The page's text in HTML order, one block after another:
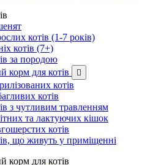
котів (1-7 років)
котів (7+)
за породою
корм для котів

котів
котів
з чутливим травленням
та лактуючих кішок
котів
що живуть у приміщенні
корм для котів